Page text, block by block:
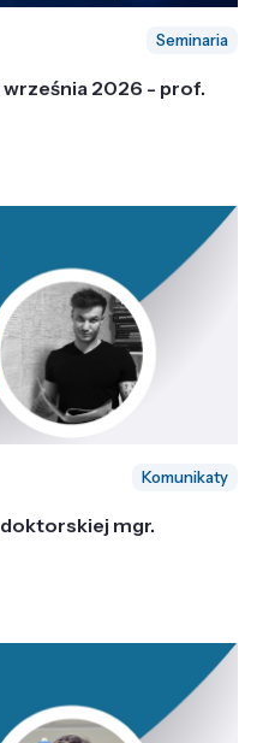
Seminaria
2026 - prof.
Komunikaty
mgr.